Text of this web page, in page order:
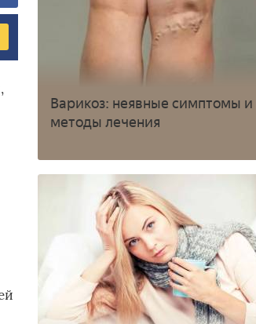
Варикоз: неявные симптомы и
методы лечения